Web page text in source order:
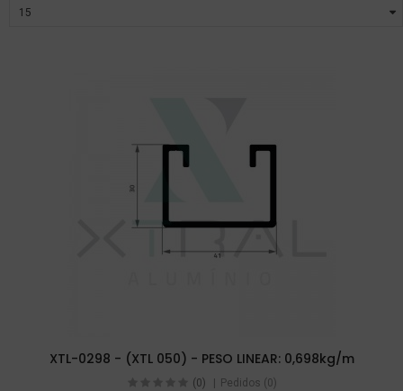
XTL-0298 - (XTL 050) - PESO LINEAR: 0,698kg/m
(0) Pedidos (0)